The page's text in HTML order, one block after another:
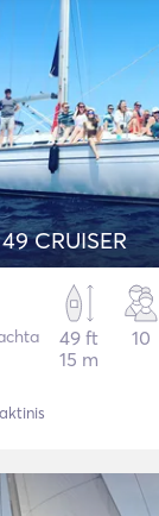
CRUISER
49 ft
15 m
10